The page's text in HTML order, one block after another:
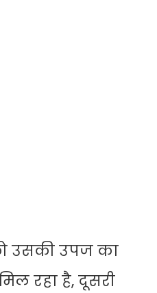
उसकी उपज का
रहा है, दूसरी